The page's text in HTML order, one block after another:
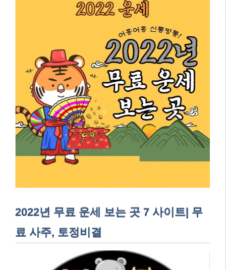
2022년 무료 운세 보는 곳 7 사이트| 무
료 사주, 토정비결